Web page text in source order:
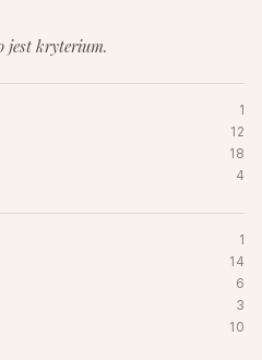
jest kryterium.
1
12
18
4
1
14
6
3
10